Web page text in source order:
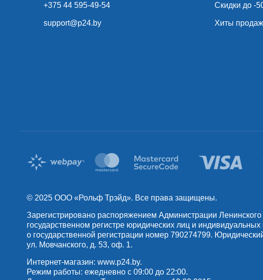
+375 44 595-49-54
support@p24.by
Скидки до -
Хиты продаж
© 2025 OOO «Рольф Трэйд». Все права защищены.
Зарегистрировано распоряжением Администрации
государственном регистре юридических лиц и
о государственной регистрации номер 790274799.
ул. Мовчанского, д. 53, оф. 1.
Интернет-магазин: www.p24.by.
Режим работы: ежедневно с 09:00 до 22:00.